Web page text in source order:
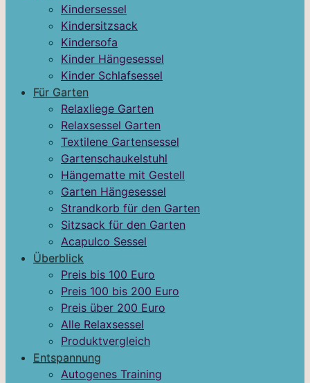
Kindersessel
Kindersitzsack
Kindersofa
Kinder Hängesessel
Kinder Schlafsessel
Für Garten
Relaxliege Garten
Relaxsessel Garten
Textilene Gartensessel
Gartenschaukelstuhl
Hängematte mit Gestell
Garten Hängesessel
Strandkorb für den Garten
Sitzsack für den Garten
Acapulco Sessel
Überblick
Preis bis 100 Euro
Preis 100 bis 200 Euro
Preis über 200 Euro
Alle Relaxsessel
Produktvergleich
Entspannung
Autogenes Training